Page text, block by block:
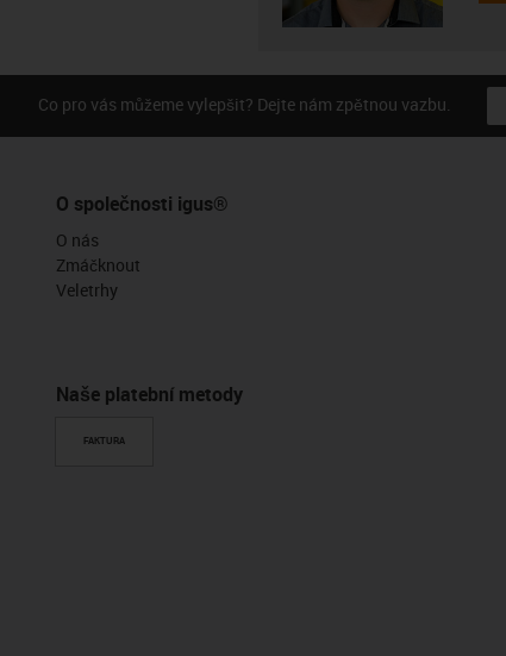
Co pro vás můžeme vylepšit? Dejte nám zpětnou vazbu.
O společnosti igus®
O nás
Zmáčknout
Veletrhy
Naše platební metody
FAKTURA